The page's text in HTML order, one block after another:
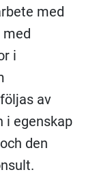
med
med
i
av
i egenskap
den